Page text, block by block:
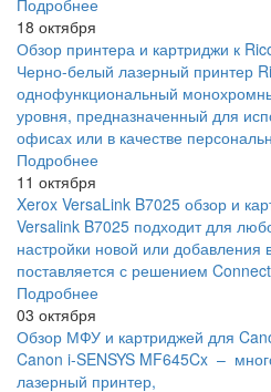
18 октября
Обзор принтера и картриджи к
Черно-белый лазерный принтер
однофункциональный
уровня, предназначенный для
офисах или в качестве
Подробнее
11 октября
Xerox VersaLink B7025 обзор и
Versalink B7025 подходит для
настройки новой или
поставляется с решением
Подробнее
03 октября
Обзор МФУ и картриджей для
Canon i-SENSYS MF645Cx –
лазерный принтер,